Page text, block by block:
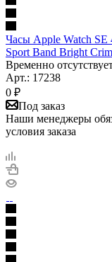
Часы Apple Watch SE
Sport Band Bright
Временно
Арт.: 17238
0 ₽
Под заказ
Наши менеджеры
условия заказа